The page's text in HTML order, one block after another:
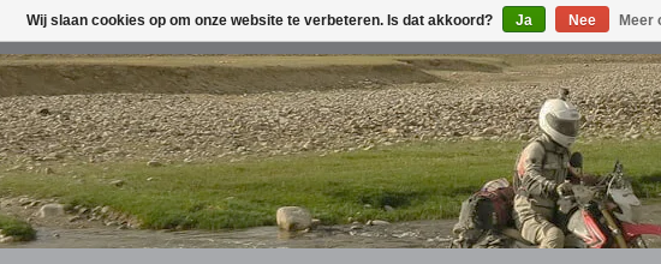
DESKUNDIG ADVIES, PERSOONLIJKE SERVICE! BEZOEK ONZE
Wij slaan cookies op om onze website te verbeteren. Is dat akkoord? Ja Nee Meer